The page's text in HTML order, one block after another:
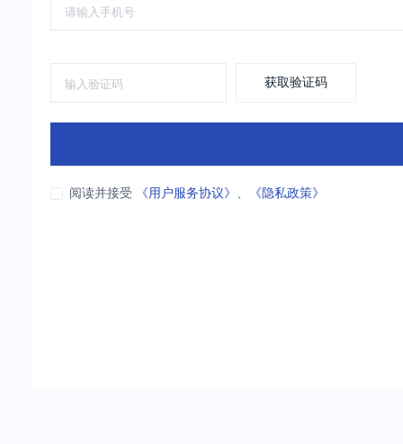
获取验证码
阅读并接受 《用户服务协议》 、 《隐私政策》